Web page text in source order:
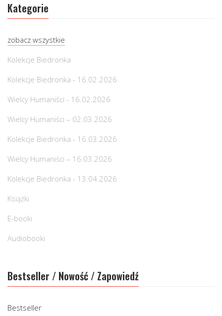
Kategorie
zobacz wszystkie
Kolekcje Biedronka
Kolekcje Biedronka - 16.02.2026
Wielcy Humaniści - 16.02.2026
Wielcy Humaniści – 02.03.2026
Kolekcje Biedronka - 16.03.2026
Wielcy Humaniści – 16.03.2026
Kolekcje Biedronka - 13.04.2026
Książki
E-booki
Audiobooki
Bestseller / Nowość / Zapowiedź
Bestseller